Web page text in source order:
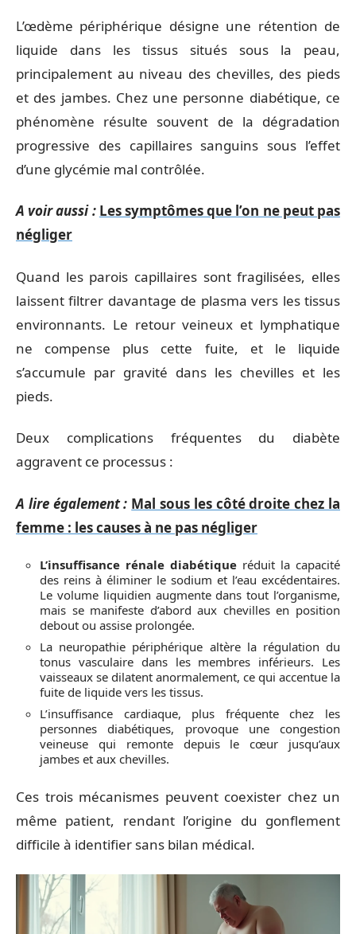
L’œdème périphérique désigne une rétention de
liquide dans les tissus situés sous la peau,
principalement au niveau des chevilles, des pieds
et des jambes. Chez une personne diabétique, ce
phénomène résulte souvent de la dégradation
progressive des capillaires sanguins sous l’effet
d’une glycémie mal contrôlée.
A voir aussi : Les symptômes que l’on ne peut pas
négliger
Quand les parois capillaires sont fragilisées, elles
laissent filtrer davantage de plasma vers les tissus
environnants. Le retour veineux et lymphatique
ne compense plus cette fuite, et le liquide
s’accumule par gravité dans les chevilles et les
pieds.
Deux complications fréquentes du diabète
aggravent ce processus :
A lire également : Mal sous les côté droite chez la
femme : les causes à ne pas négliger
L’insuffisance rénale diabétique réduit la capacité
des reins à éliminer le sodium et l’eau excédentaires.
Le volume liquidien augmente dans tout l’organisme,
mais se manifeste d’abord aux chevilles en position
debout ou assise prolongée.
La neuropathie périphérique altère la régulation du
tonus vasculaire dans les membres inférieurs. Les
vaisseaux se dilatent anormalement, ce qui accentue la
fuite de liquide vers les tissus.
L’insuffisance cardiaque, plus fréquente chez les
personnes diabétiques, provoque une congestion
veineuse qui remonte depuis le cœur jusqu’aux
jambes et aux chevilles.
Ces trois mécanismes peuvent coexister chez un
même patient, rendant l’origine du gonflement
difficile à identifier sans bilan médical.